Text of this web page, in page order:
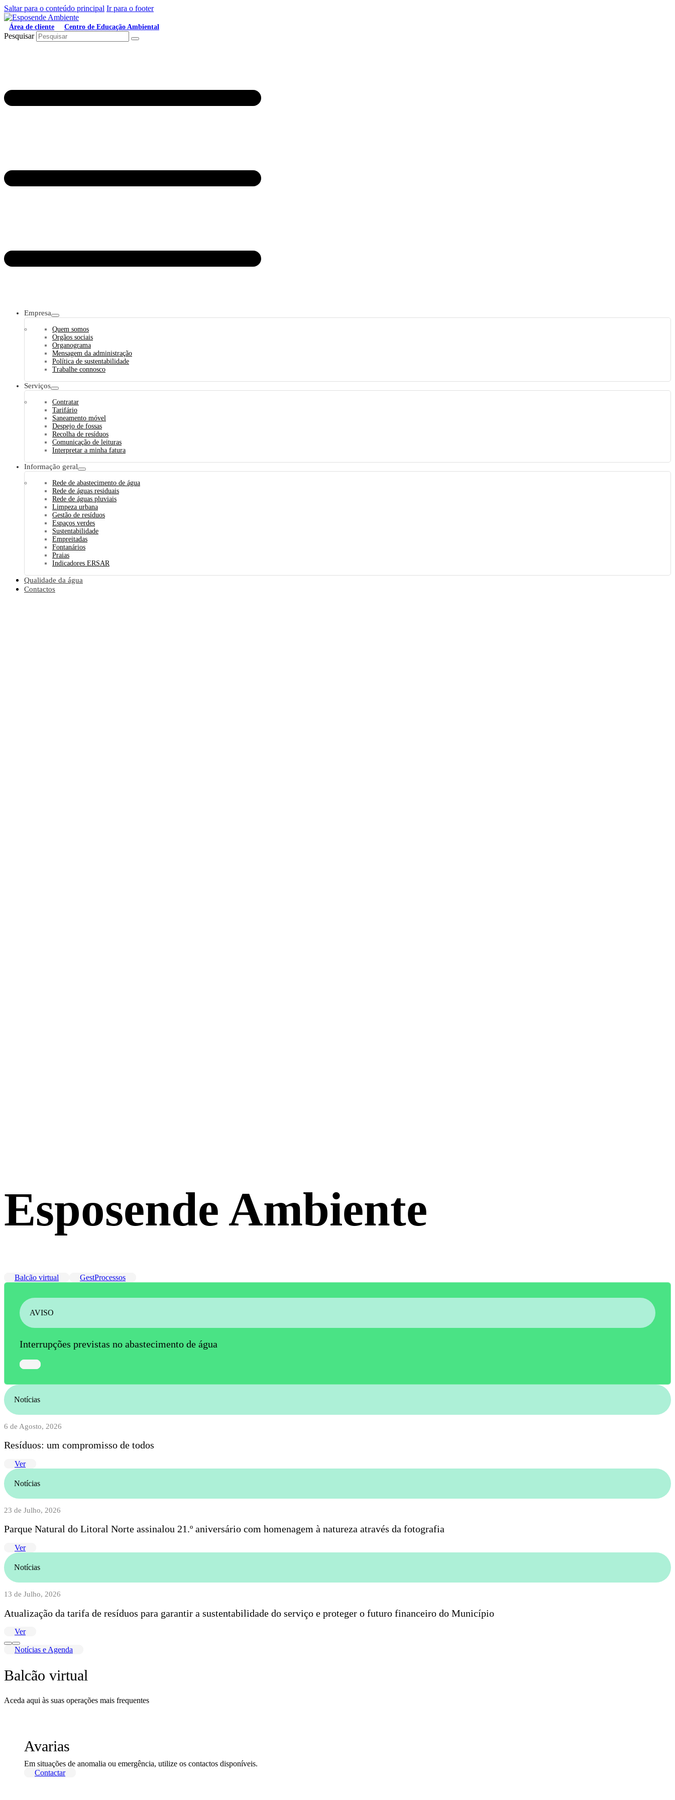
Saltar para o conteúdo principal Ir para o footer
Área de cliente Centro de Educação Ambiental
Pesquisar
Empresa
Quem somos
Orgãos sociais
Organograma
Mensagem da administração
Política de sustentabilidade
Trabalhe connosco
Serviços
Contratar
Tarifário
Saneamento móvel
Despejo de fossas
Recolha de resíduos
Comunicação de leituras
Interpretar a minha fatura
Informação geral
Rede de abastecimento de água
Rede de águas residuais
Rede de águas pluviais
Limpeza urbana
Gestão de resíduos
Espaços verdes
Sustentabilidade
Empreitadas
Fontanários
Praias
Indicadores ERSAR
Qualidade da água
Contactos
Esposende Ambiente
Balcão virtual GestProcessos
AVISO
Interrupções previstas no abastecimento de água
Notícias
6 de Agosto, 2026
Resíduos: um compromisso de todos
Ver
Notícias
23 de Julho, 2026
Parque Natural do Litoral Norte assinalou 21.º aniversário com homenagem à natureza através da fotografia
Ver
Notícias
13 de Julho, 2026
Atualização da tarifa de resíduos para garantir a sustentabilidade do serviço e proteger o futuro financeiro do Município
Ver
Notícias e Agenda
Balcão virtual
Aceda aqui às suas operações mais frequentes
Avarias
Em situações de anomalia ou emergência, utilize os contactos disponíveis.
Contactar